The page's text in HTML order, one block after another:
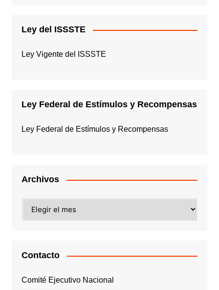
Ley del ISSSTE
Ley Vigente del ISSSTE
Ley Federal de Estímulos y Recompensas
Ley Federal de Estímulos y Recompensas
Archivos
Contacto
Comité Ejecutivo Nacional